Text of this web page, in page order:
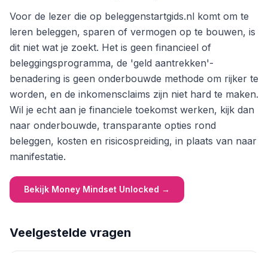
Voor de lezer die op beleggenstartgids.nl komt om te
leren beleggen, sparen of vermogen op te bouwen, is
dit niet wat je zoekt. Het is geen financieel of
beleggingsprogramma, de 'geld aantrekken'-
benadering is geen onderbouwde methode om rijker te
worden, en de inkomensclaims zijn niet hard te maken.
Wil je echt aan je financiele toekomst werken, kijk dan
naar onderbouwde, transparante opties rond
beleggen, kosten en risicospreiding, in plaats van naar
manifestatie.
Bekijk Money Mindset Unlocked →
Veelgestelde vragen